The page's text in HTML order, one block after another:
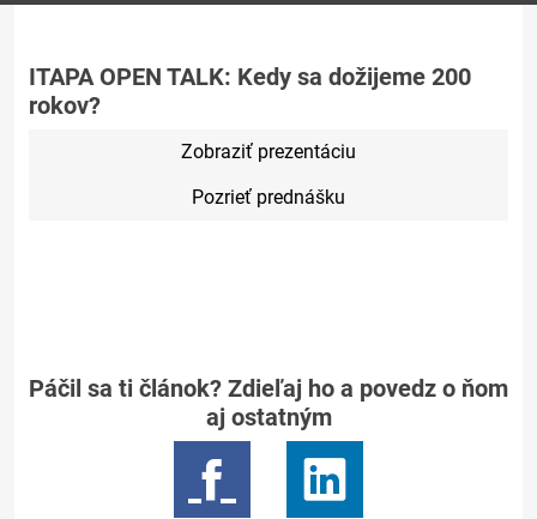
ITAPA OPEN TALK: Kedy sa dožijeme 200
rokov?
Zobraziť prezentáciu
Pozrieť prednášku
Páčil sa ti článok? Zdieľaj ho a povedz o ňom
aj ostatným